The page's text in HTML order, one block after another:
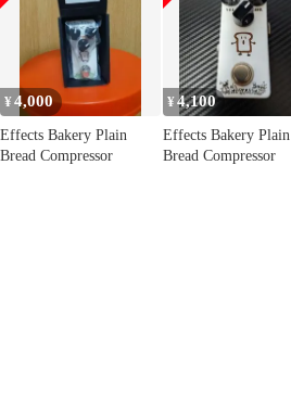
¥4,000
Effects Bakery Plain
Bread Compressor
¥4,100
Effects Bakery Plain
Bread Compressor